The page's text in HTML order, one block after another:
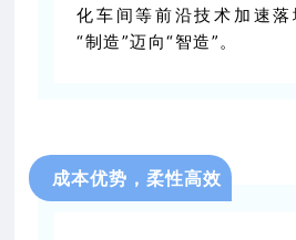
化车间等前沿技术加速落
“制造”迈向“智造”。
成本优势，柔性高效